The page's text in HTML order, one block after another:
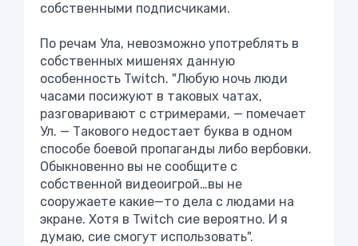
собственными подписчиками.
По речам Ула, невозможно употреблять в
собственных мишенях данную
особенность Twitch. "Любую ночь люди
часами посижуют в таковых чатах,
разговаривают с стримерами, — помечает
Ул. — Такового недостает буква в одном
способе боевой пропаганды либо вербовки.
Обыкновенно вы не сообщите с
собственной видеоигрой…вы не
сооружаете какие—то дела с людами на
экране. Хотя в Twitch сие вероятно. И я
думаю, сие смогут использовать".